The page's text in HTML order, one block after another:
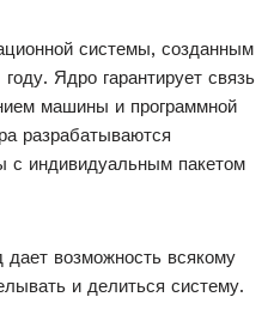
системы, созданным
Ядро гарантирует связь
машины и программной
разрабатываются
с индивидуальным пакетом
возможность всякому
и делиться систему.